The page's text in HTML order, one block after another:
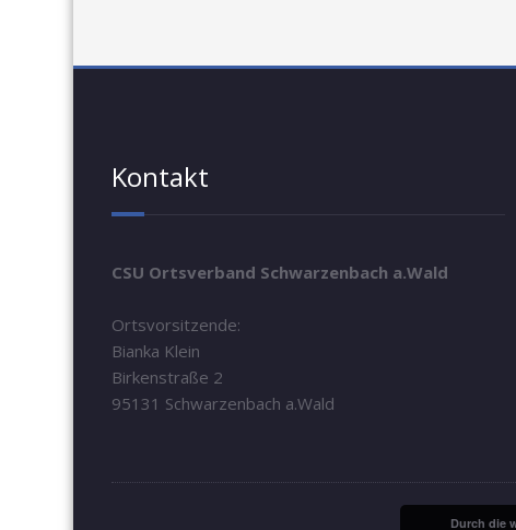
Kontakt
CSU Ortsverband Schwarzenbach a.Wald
Ortsvorsitzende:
Bianka Klein
Birkenstraße 2
95131 Schwarzenbach a.Wald
Durch die